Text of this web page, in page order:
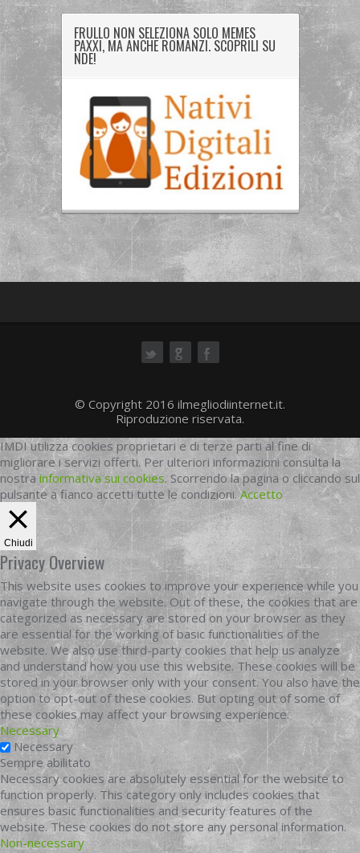
FRULLO NON SELEZIONA SOLO MEMES
PAXXI, MA ANCHE ROMANZI. SCOPRILI SU
NDE!
© Copyright 2016 ilmegliodiinternet.it.
Riproduzione riservata.
IMDI utilizza cookies proprietari e di terze parti al fine di
migliorare i servizi offerti. Per ulteriori informazioni consulta la
nostrainformativa sui cookies. Scorrendo la pagina o cliccando sul
pulsante a fianco accetti tutte le condizioni.Accetto
Chiudi
Privacy Overview
This website uses cookies to improve your experience while you
navigate through the website. Out of these, the cookies that are
categorized as necessary are stored on your browser as they
are essential for the working of basic functionalities of the
website. We also use third-party cookies that help us analyze
and understand how you use this website. These cookies will be
stored in your browser only with your consent. You also have the
option to opt-out of these cookies. But opting out of some of
these cookies may affect your browsing experience.
Necessary
Necessary
Sempre abilitato
Necessary cookies are absolutely essential for the website to
function properly. This category only includes cookies that
ensures basic functionalities and security features of the
website. These cookies do not store any personal information.
Non-necessary